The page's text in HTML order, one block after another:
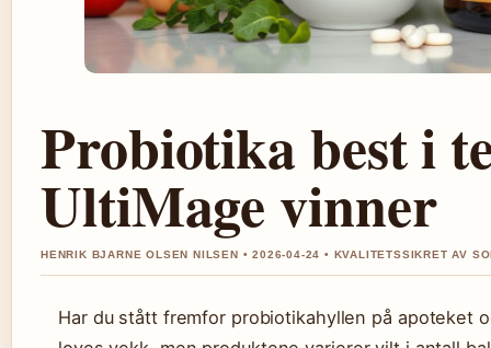
Probiotika best i
UltiMage vinner
HENRIK BJARNE OLSEN NILSEN • 2026-04-24 • KVALITETSSIKRET AV
Har du stått fremfor probiotikahyllen på apoteket